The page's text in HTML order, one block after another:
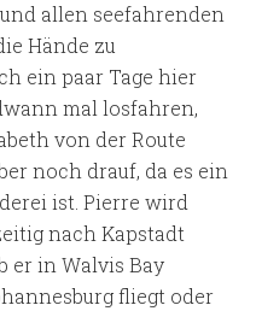
allen seefahrenden
Hände zu
ein paar Tage hier
mal losfahren,
von der Route
noch drauf, da es ein
ist. Pierre wird
nach Kapstadt
er in Walvis Bay
fliegt oder